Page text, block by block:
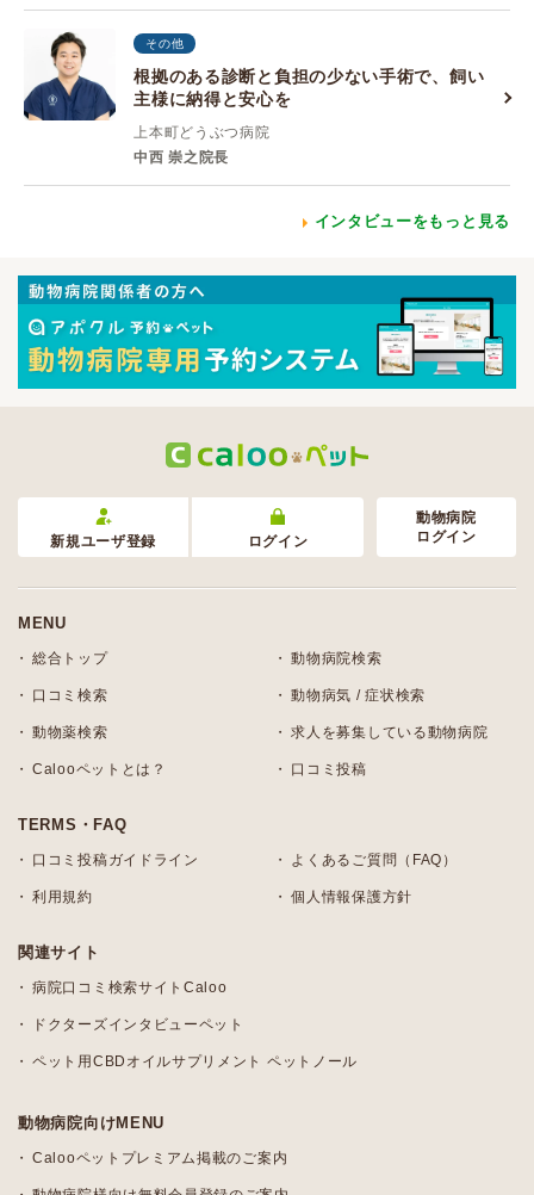
その他
根拠のある診断と負担の少ない手術で、飼い
主様に納得と安心を
上本町どうぶつ病院
中西 崇之院長
インタビューをもっと見る
新規ユーザ登録 ログイン
動物病院
ログイン
MENU
総合トップ 動物病院検索
口コミ検索 動物病気 / 症状検索
動物薬検索 求人を募集している動物病院
Calooペットとは？ 口コミ投稿
TERMS・FAQ
口コミ投稿ガイドライン よくあるご質問（FAQ）
利用規約 個人情報保護方針
関連サイト
病院口コミ検索サイトCaloo
ドクターズインタビューペット
ペット用CBDオイルサプリメント ペットノール
動物病院向けMENU
Calooペットプレミアム掲載のご案内